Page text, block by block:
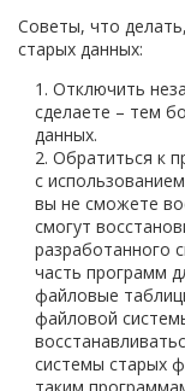
Советы, что
старых данных:
Отключить
сделаете – тем
данных.
Обратиться к
с
вы не сможете
смогут
разработанного
часть программ
файловые
файловой
системы старых